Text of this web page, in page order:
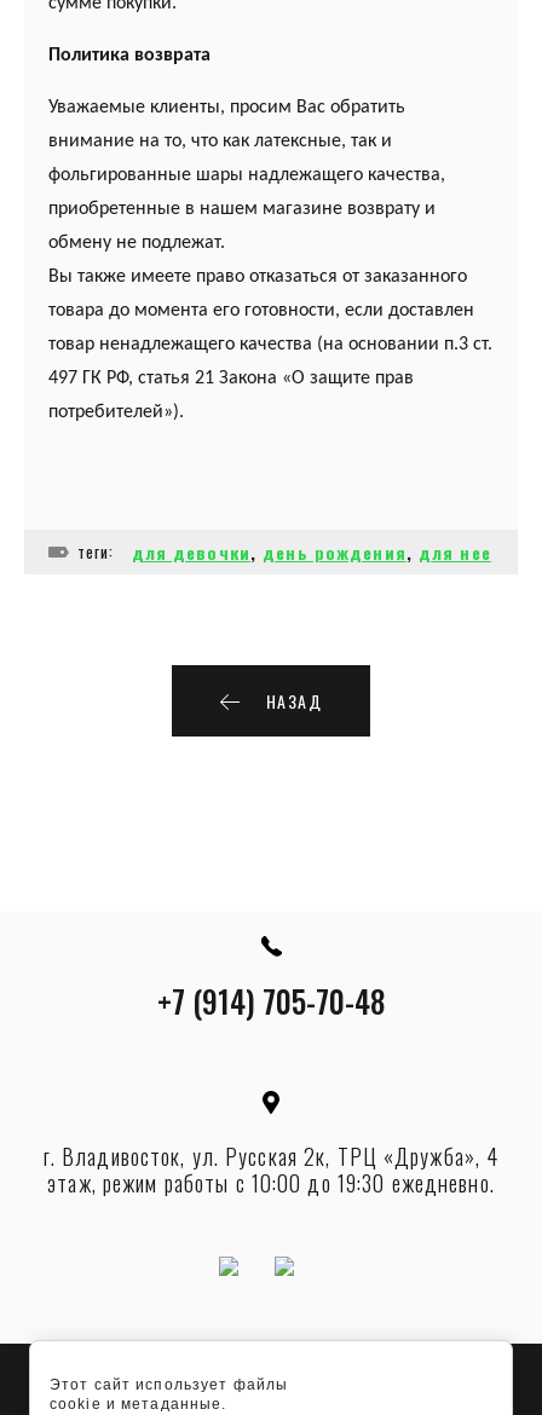
Здравствуйте! Задать
Политика возврата
Уважаемые клиенты, просим Вас обратить
внимание на то, что как латексные, так и
фольгированные шары надлежащего качества,
приобретенные в нашем магазине возврату и
обмену не подлежат.
Вы также имеете право отказаться от заказанного
товара до момента его готовности, если доставлен
товар ненадлежащего качества (на основании п.3 ст.
497 ГК РФ, статья 21 Закона «О защите прав
потребителей»).
теги: для девочки, день рождения, для нее
НАЗАД
+7 (914) 705-70-48
г. Владивосток, ул. Русская 2к, ТРЦ «Дружба», 4
этаж, режим работы с 10:00 до 19:30 ежедневно.
© [2025] ИП Венгретова К.К. ИНН 253914176345
Этот сайт использует файлы
cookie и метаданные.